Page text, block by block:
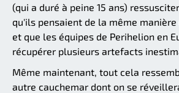
(qui a duré à peine 15 ans)
qu'ils pensaient de la même manière
et que les équipes de Perihelion en
récupérer plusieurs artefacts
Même maintenant, tout cela
autre cauchemar dont on se